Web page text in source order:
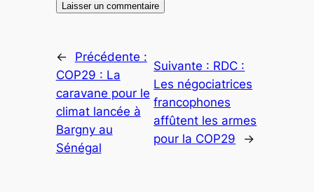
←
Précédente :
COP29 : La
caravane pour le
climat lancée à
Bargny au
Sénégal
Suivante : RDC :
Les négociatrices
francophones
affûtent les armes
pour la COP29
→